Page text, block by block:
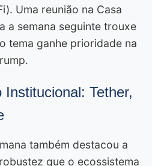
Uma reunião na Casa
a semana seguinte trouxe
tema ganhe prioridade na
Tether,
também destacou a
que o ecossistema